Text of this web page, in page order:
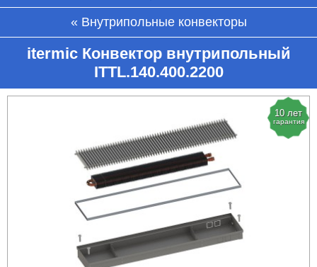
Внутрипольные конвекторы
itermic Конвектор внутрипольный
ITTL.140.400.2200
10 лет
гарантия